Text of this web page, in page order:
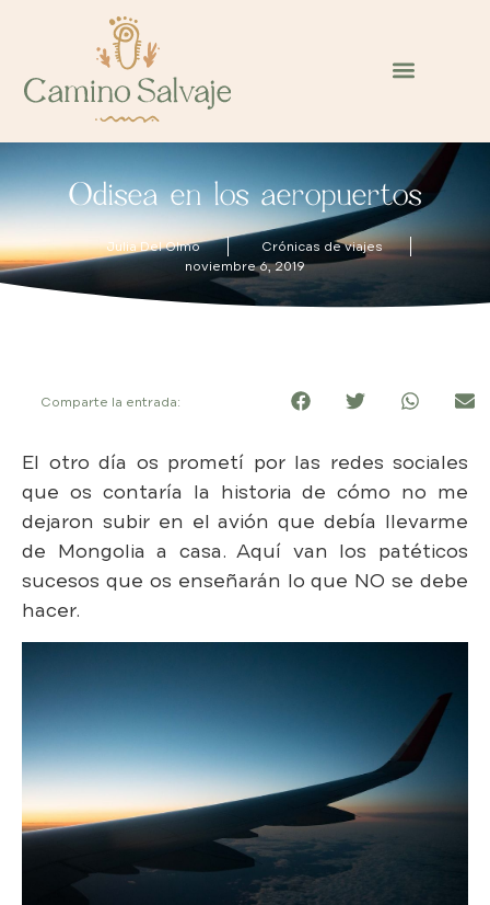
Odisea en los aeropuertos
Julia Del Olmo
Crónicas de viajes
noviembre 6, 2019
Comparte la entrada:
El otro día os prometí por las redes sociales
que os contaría la historia de cómo no me
dejaron subir en el avión que debía llevarme
de Mongolia a casa. Aquí van los patéticos
sucesos que os enseñarán lo que NO se debe
hacer.